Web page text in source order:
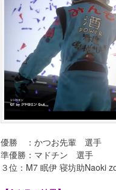
優勝 ：かつお先輩 選手
準優勝：マドチン 選手
３位：M7 眠伊 寝坊助Naoki